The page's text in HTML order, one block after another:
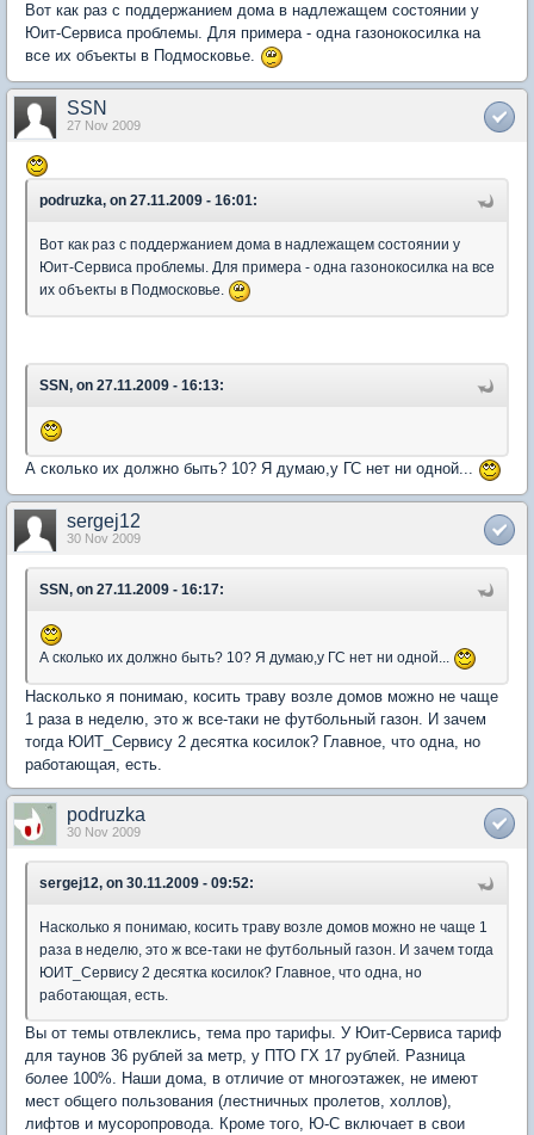
Вот как раз с поддержанием дома в надлежащем состоянии у
Юит-Сервиса проблемы. Для примера - одна газонокосилка на
все их объекты в Подмосковье.
SSN
27 Nov 2009
podruzka, on 27.11.2009 - 16:01:
Вот как раз с поддержанием дома в надлежащем состоянии у
Юит-Сервиса проблемы. Для примера - одна газонокосилка на все
их объекты в Подмосковье.
SSN, on 27.11.2009 - 16:13:
А сколько их должно быть? 10? Я думаю,у ГС нет ни одной...
sergej12
30 Nov 2009
SSN, on 27.11.2009 - 16:17:
А сколько их должно быть? 10? Я думаю,у ГС нет ни одной...
Насколько я понимаю, косить траву возле домов можно не чаще
1 раза в неделю, это ж все-таки не футбольный газон. И зачем
тогда ЮИТ_Сервису 2 десятка косилок? Главное, что одна, но
работающая, есть.
podruzka
30 Nov 2009
sergej12, on 30.11.2009 - 09:52:
Насколько я понимаю, косить траву возле домов можно не чаще 1
раза в неделю, это ж все-таки не футбольный газон. И зачем тогда
ЮИТ_Сервису 2 десятка косилок? Главное, что одна, но
работающая, есть.
Вы от темы отвлеклись, тема про тарифы. У Юит-Сервиса тариф
для таунов 36 рублей за метр, у ПТО ГХ 17 рублей. Разница
более 100%. Наши дома, в отличие от многоэтажек, не имеют
мест общего пользования (лестничных пролетов, холлов),
лифтов и мусоропровода. Кроме того, Ю-С включает в свои